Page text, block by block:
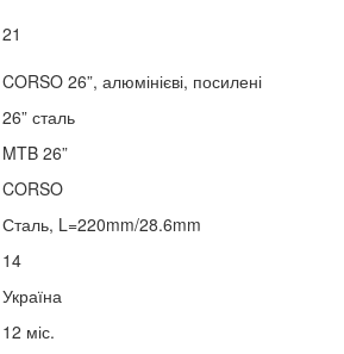
21
CORSO 26”, алюмінієві, посилені
26” сталь
MTB 26”
CORSO
Сталь, L=220mm/28.6mm
14
Україна
12 міс.